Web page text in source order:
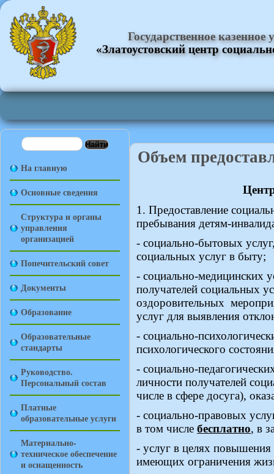
Государственное
«Златоустовский центр
На главную
Основные сведения
Структура и органы
управления
организацией
Попечительский совет
Документы
Образование
Образовательные
стандарты
Руководство.
Персональный состав
Платные
образовательные услуги
Материально-
техническое обеспечение
и оснащенность
Объем
1. Предоставление
пребывания детям-
- социально-бытовых
социальных услуг в быту;
- социально-медицинских
получателей социальных
оздоровительных
услуг для выявления
- социально-
психологического
- социально-
личности получателей
числе в сфере досуга),
- социально-правовых
в том числе бесплатно, в
- услуг в целях повышения
имеющих ограничения